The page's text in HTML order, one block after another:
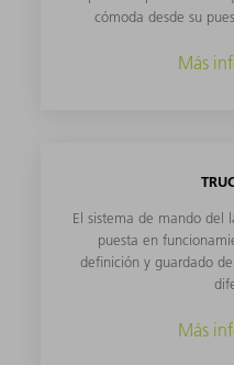
cómoda desde su
Más
El sistema de mando del
puesta en
definición y guardado
Más